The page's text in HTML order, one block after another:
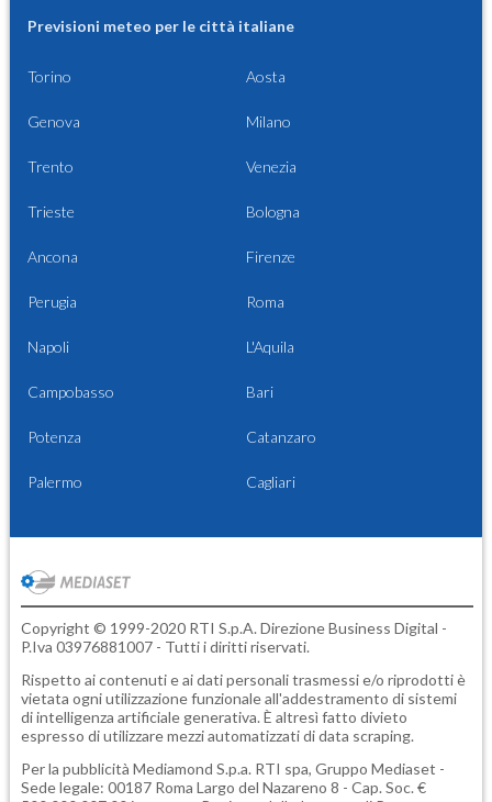
Previsioni meteo per le città italiane
Torino Aosta
Genova Milano
Trento Venezia
Trieste Bologna
Ancona Firenze
Perugia Roma
Napoli L'Aquila
Campobasso Bari
Potenza Catanzaro
Palermo Cagliari
Copyright © 1999-2020 RTI S.p.A. Direzione Business Digital -
P.Iva 03976881007 - Tutti i diritti riservati.
Rispetto ai contenuti e ai dati personali trasmessi e/o riprodotti è
vietata ogni utilizzazione funzionale all'addestramento di sistemi
di intelligenza artificiale generativa. È altresì fatto divieto
espresso di utilizzare mezzi automatizzati di data scraping.
Per la pubblicità Mediamond S.p.a. RTI spa, Gruppo Mediaset -
Sede legale: 00187 Roma Largo del Nazareno 8 - Cap. Soc. €